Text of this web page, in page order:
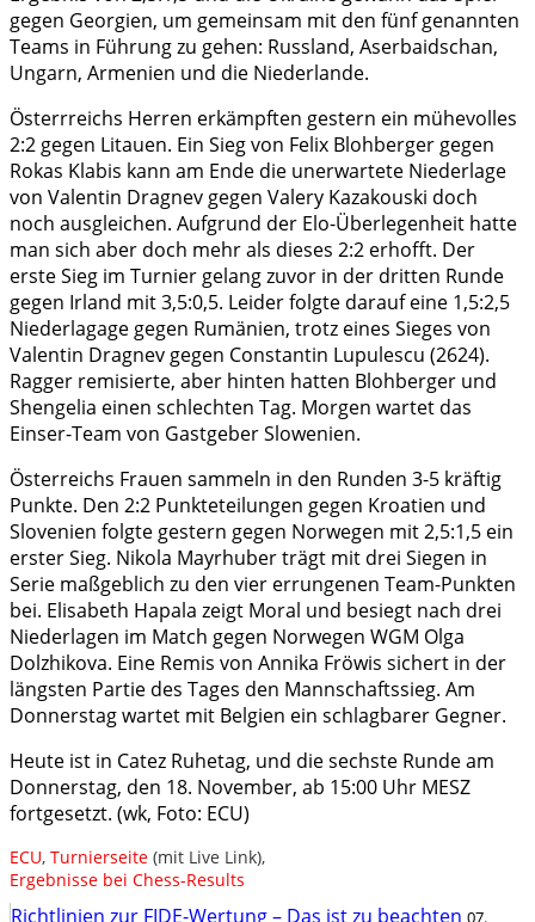
gegen Georgien, um gemeinsam mit den fünf genannten
Teams in Führung zu gehen: Russland, Aserbaidschan,
Ungarn, Armenien und die Niederlande.
Österrreichs Herren erkämpften gestern ein mühevolles
2:2 gegen Litauen. Ein Sieg von Felix Blohberger gegen
Rokas Klabis kann am Ende die unerwartete Niederlage
von Valentin Dragnev gegen Valery Kazakouski doch
noch ausgleichen. Aufgrund der Elo-Überlegenheit hatte
man sich aber doch mehr als dieses 2:2 erhofft. Der
erste Sieg im Turnier gelang zuvor in der dritten Runde
gegen Irland mit 3,5:0,5. Leider folgte darauf eine 1,5:2,5
Niederlagage gegen Rumänien, trotz eines Sieges von
Valentin Dragnev gegen Constantin Lupulescu (2624).
Ragger remisierte, aber hinten hatten Blohberger und
Shengelia einen schlechten Tag. Morgen wartet das
Einser-Team von Gastgeber Slowenien.
Österreichs Frauen sammeln in den Runden 3-5 kräftig
Punkte. Den 2:2 Punkteteilungen gegen Kroatien und
Slovenien folgte gestern gegen Norwegen mit 2,5:1,5 ein
erster Sieg. Nikola Mayrhuber trägt mit drei Siegen in
Serie maßgeblich zu den vier errungenen Team-Punkten
bei. Elisabeth Hapala zeigt Moral und besiegt nach drei
Niederlagen im Match gegen Norwegen WGM Olga
Dolzhikova. Eine Remis von Annika Fröwis sichert in der
längsten Partie des Tages den Mannschaftssieg. Am
Donnerstag wartet mit Belgien ein schlagbarer Gegner.
Heute ist in Catez Ruhetag, und die sechste Runde am
Donnerstag, den 18. November, ab 15:00 Uhr MESZ
fortgesetzt. (wk, Foto: ECU)
ECU, Turnierseite (mit Live Link),
Ergebnisse bei Chess-Results
Richtlinien zur FIDE-Wertung – Das ist zu beachten 07.